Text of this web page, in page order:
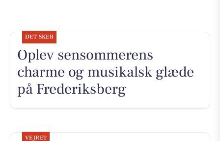
DET SKER
Oplev sensommerens
charme og musikalsk glæde
på Frederiksberg
VEJRET